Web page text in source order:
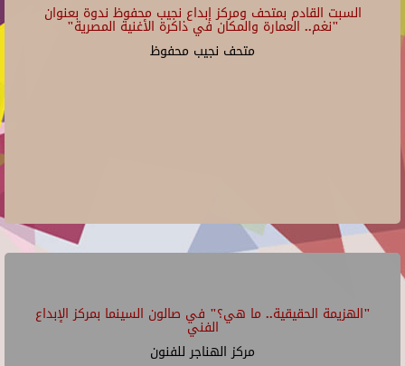
السبت القادم بمتحف ومركز إبداع نجيب محفوظ ندوة بعنوان
"نغم.. العمارة والمكان في ذاكرة الأغنية المصرية"
متحف نجيب محفوظ
"الهزيمة الحقيقية.. ما هي؟" في صالون السينما بمركز الإبداع
الفني
مركز الهناجر للفنون